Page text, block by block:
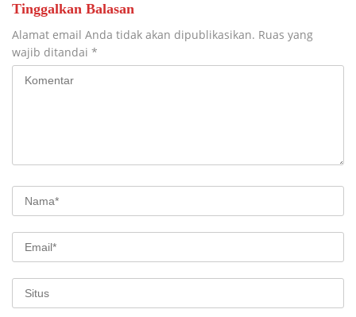
Tinggalkan Balasan
Alamat email Anda tidak akan dipublikasikan. Ruas yang
wajib ditandai *